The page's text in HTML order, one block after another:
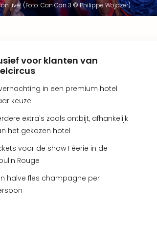
live! (Foto: Can Can 3 © Philippe Wojazer)
voor klanten van
in een premium hotel
keuze
extra's zoals ontbijt, afhankelijk
het gekozen hotel
voor de show Féerie in de
Rouge
halve fles champagne per